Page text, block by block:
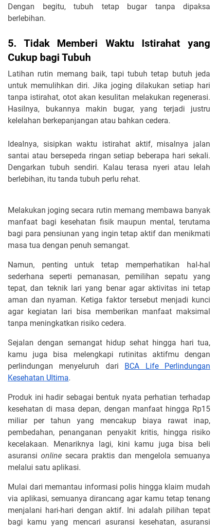
Dengan begitu, tubuh tetap bugar tanpa dipaksa
berlebihan.
5. Tidak Memberi Waktu Istirahat yang
Cukup bagi Tubuh
Latihan rutin memang baik, tapi tubuh tetap butuh jeda
untuk memulihkan diri. Jika joging dilakukan setiap hari
tanpa istirahat, otot akan kesulitan melakukan regenerasi.
Hasilnya, bukannya makin bugar, yang terjadi justru
kelelahan berkepanjangan atau bahkan cedera.
Idealnya, sisipkan waktu istirahat aktif, misalnya jalan
santai atau bersepeda ringan setiap beberapa hari sekali.
Dengarkan tubuh sendiri. Kalau terasa nyeri atau lelah
berlebihan, itu tanda tubuh perlu rehat.
Melakukan joging secara rutin memang membawa banyak
manfaat bagi kesehatan fisik maupun mental, terutama
bagi para pensiunan yang ingin tetap aktif dan menikmati
masa tua dengan penuh semangat.
Namun, penting untuk tetap memperhatikan hal-hal
sederhana seperti pemanasan, pemilihan sepatu yang
tepat, dan teknik lari yang benar agar aktivitas ini tetap
aman dan nyaman. Ketiga faktor tersebut menjadi kunci
agar kegiatan lari bisa memberikan manfaat maksimal
tanpa meningkatkan risiko cedera.
Sejalan dengan semangat hidup sehat hingga hari tua,
kamu juga bisa melengkapi rutinitas aktifmu dengan
perlindungan menyeluruh dari BCA Life Perlindungan
Kesehatan Ultima.
Produk ini hadir sebagai bentuk nyata perhatian terhadap
kesehatan di masa depan, dengan manfaat hingga Rp15
miliar per tahun yang mencakup biaya rawat inap,
pembedahan, penanganan penyakit kritis, hingga risiko
kecelakaan. Menariknya lagi, kini kamu juga bisa beli
asuransi online secara praktis dan mengelola semuanya
melalui satu aplikasi.
Mulai dari memantau informasi polis hingga klaim mudah
via aplikasi, semuanya dirancang agar kamu tetap tenang
menjalani hari-hari dengan aktif. Ini adalah pilihan tepat
bagi kamu yang mencari asuransi kesehatan, asuransi